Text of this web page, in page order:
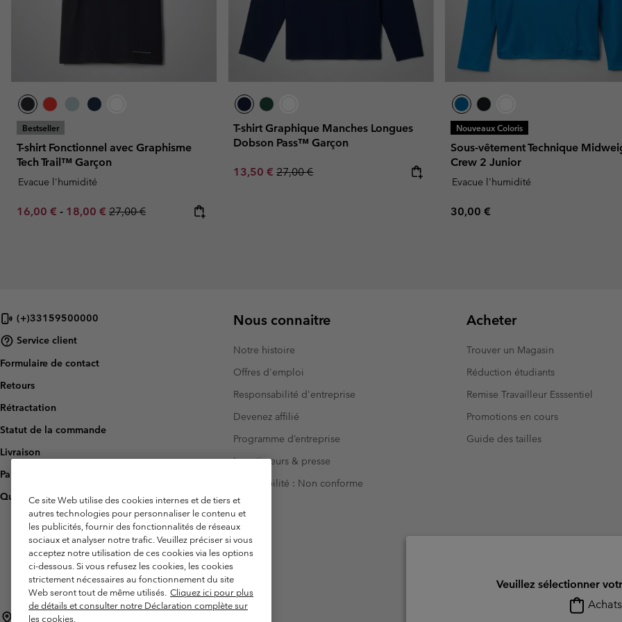
Bestseller
T-shirt Fonctionnel avec Graphisme
Tech Trail™ Garçon
Evacue l'humidité
Minimum sale price:
16,00 € - Maximum sale price:
18,00 € Regular price:
27,00 €
T-shirt Graphique Manches Longues
Dobson Pass™ Garçon
Sale price:
13,50 €Regular price:
27,00 €
Nouveaux Coloris
Sous-vêtement Technique
Crew 2 Junior
Evacue l'humidité
Regular price:
30,00 €
(+)33159500000
Service client
Formulaire de contact
Retours
Rétractation
Statut de la commande
Livraison
Paiement
Questions fréquentes
Nous connaitre
Notre histoire
Offres d'emploi
Responsabilité d'entreprise
Devenez affilié
Programme d’entreprise
Investisseurs & presse
Accessibilité : Non conforme
Acheter
Trouver un Magasin
Réduction étudiants
Remise Travailleur Esssentiel
Promotions en cours
Guide des tailles
France
Ce site Web utilise des cookies internes et de tiers et
autres technologies pour personnaliser le contenu et
les publicités, fournir des fonctionnalités de réseaux
sociaux et analyser notre trafic. Veuillez préciser si vous
acceptez notre utilisation de ces cookies via les options
ci-dessous. Si vous refusez les cookies, les cookies
strictement nécessaires au fonctionnement du site
Web seront tout de même utilisés. Cliquez ici pour plus
de détails et consulter notre Déclaration complète sur
les cookies.
Veuillez sélectionner